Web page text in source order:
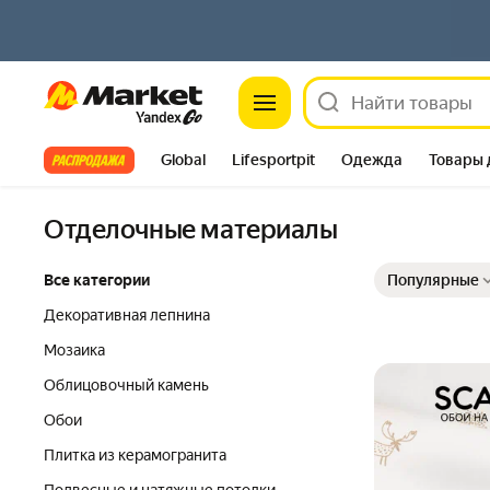
Market
Все хиты Global Lifesportpit Одежда Товары
Отделочные материалы
Все категории
Декоративная лепнина
Мозаика
Облицовочный камень
Обои
Плитка из керамогранита
Популярные